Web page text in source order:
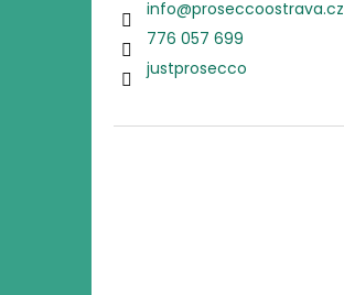
info@proseccoostrava.cz
776 057 699
justprosecco